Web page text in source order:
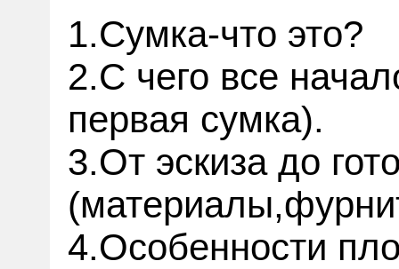
1.Сумка-что это?
2.С чего все
первая сумка).
3.От эскиза до
4.Особенности